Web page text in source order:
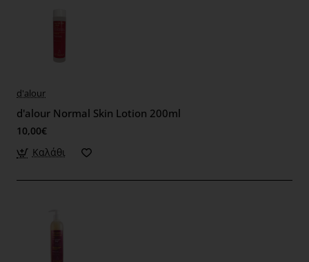
d'alour
d'alour Normal Skin Lotion 200ml
10,00€
Καλάθι